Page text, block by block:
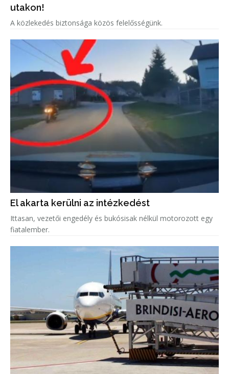
utakon!
A közlekedés biztonsága közös felelősségünk.
El akarta kerülni az intézkedést
Ittasan, vezetői engedély és bukósisak nélkül motorozott egy
fiatalember.